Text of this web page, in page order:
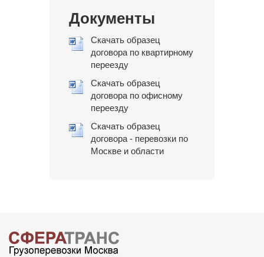
Документы
Скачать образец
договора по квартирному
переезду
Скачать образец
договора по офисному
переезду
Скачать образец
договора - перевозки по
Москве и области